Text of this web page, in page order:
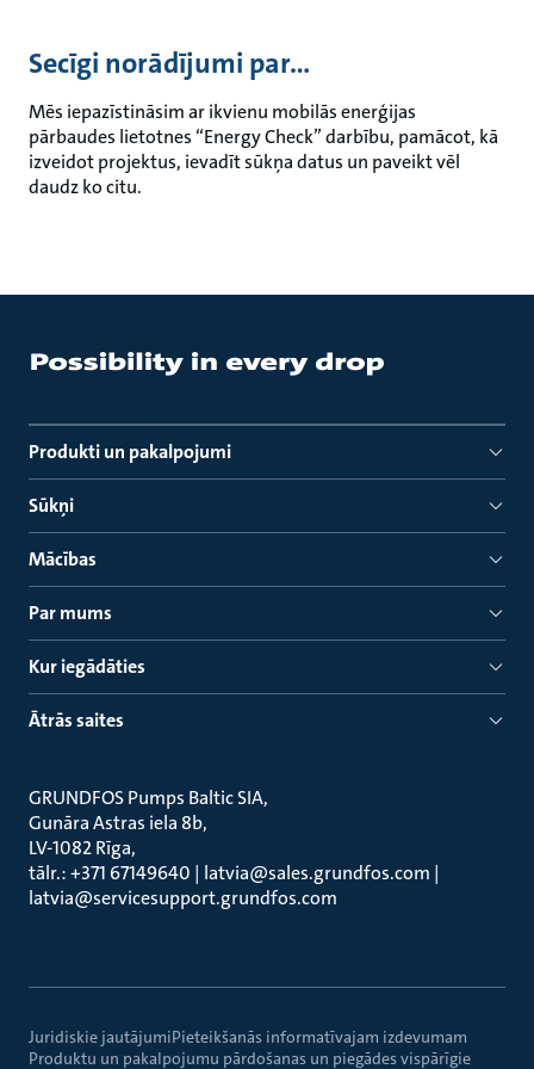
Secīgi norādījumi par...
Mēs iepazīstināsim ar ikvienu mobilās enerģijas
pārbaudes lietotnes “Energy Check” darbību, pamācot, kā
izveidot projektus, ievadīt sūkņa datus un paveikt vēl
daudz ko citu.
Produkti un pakalpojumi
Sūkņi
Mācības
Par mums
Kur iegādāties
Ātrās saites
GRUNDFOS Pumps Baltic SIA
Gunāra Astras iela 8b
LV-1082 Rīga
tālr.: +371 67149640 | latvia@sales.grundfos.com |
latvia@servicesupport.grundfos.com
Juridiskie jautājumiPieteikšanās informatīvajam izdevumam
Produktu un pakalpojumu pārdošanas un piegādes vispārīgie